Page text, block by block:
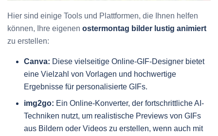
Hier sind einige Tools und Plattformen, die Ihnen helfen
können, Ihre eigenen ostermontag bilder lustig animiert
zu erstellen:
Canva: Diese vielseitige Online-GIF-Designer bietet
eine Vielzahl von Vorlagen und hochwertige
Ergebnisse für personalisierte GIFs.
img2go: Ein Online-Konverter, der fortschrittliche AI-
Techniken nutzt, um realistische Previews von GIFs
aus Bildern oder Videos zu erstellen, wenn auch mit